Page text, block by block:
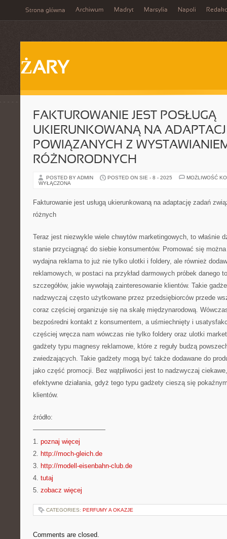
Strona główna Archiwum Madryt Marsylia Napoli
ŻARY
FAKTUROWANIE JEST POSŁUGĄ
UKIERUNKOWANĄ NA
POWIĄZANYCH Z
RÓŻNORODNYCH
POSTED BY ADMIN POSTED ON SIE - 8 - 2025
MOŻLIWOŚĆ
WYŁĄCZONA
Fakturowanie jest usługą ukierunkowaną na adaptację zadań
różnych
Teraz jest niezwykle wiele chwytów marketingowych, to właśnie
stanie przyciągnąć do siebie konsumentów. Promować się
wydajna reklama to już nie tylko ulotki i foldery, ale również
reklamowych, w postaci na przykład darmowych próbek danego
szczegółów, jakie wywołają zainteresowanie klientów. Takie
nadzwyczaj często użytkowane przez przedsiębiorców przede
coraz częściej organizuje się na skalę międzynarodową.
bezpośredni kontakt z konsumentem, a uśmiechnięty i
częściej wręcza nam wówczas nie tylko foldery oraz ulotki
gadżety typu magnesy reklamowe, które z reguły budzą
zwiedzających. Takie gadżety mogą być także dodawane do
jako część promocji. Bez wątpliwości jest to nadzwyczaj
efektywne działania, gdyż tego typu gadżety cieszą się
klientów.
źródło:
———————————
1. poznaj więcej
2. http://moch-gleich.de
3. http://modell-eisenbahn-club.de
4. tutaj
5. zobacz więcej
CATEGORIES: PERFUMY A OKAZJE
Comments are closed.